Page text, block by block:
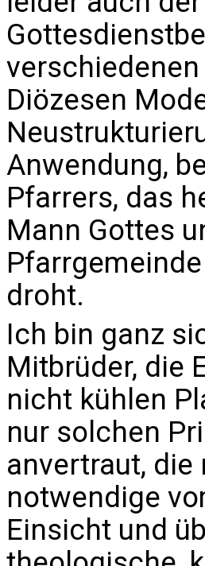
Diözesen
Anwendung,
Pfarrers, das
Mann Gottes
droht.
Ich bin ganz
Mitbrüder, die
nicht kühlen
nur solchen
anvertraut,
notwendige
Einsicht und